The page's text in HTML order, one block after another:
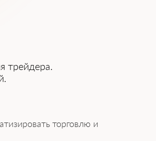
трейдера.
торговлю и